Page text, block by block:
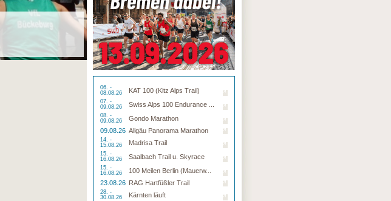
06. -
08.08.26
KAT 100 (Kitz Alps Trail)
07. -
09.08.26
Swiss Alps 100 Endurance ...
08. -
09.08.26
Gondo Marathon
09.08.26 Allgäu Panorama Marathon
14. -
15.08.26
Madrisa Trail
15. -
16.08.26
Saalbach Trail u. Skyrace
15. -
16.08.26
100 Meilen Berlin (Mauerw...
23.08.26 RAG Hartfüßler Trail
28. -
30.08.26
Kärnten läuft